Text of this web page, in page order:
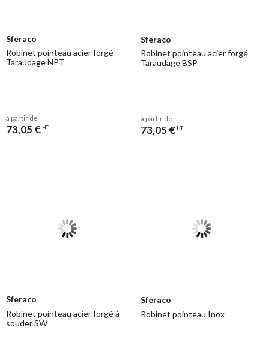
Sferaco
Robinet pointeau acier forgé
Taraudage NPT
à partir de
73,05 € HT
Sferaco
Robinet pointeau acier forgé
Taraudage BSP
à partir de
73,05 € HT
Sferaco
Robinet pointeau acier forgé à
souder SW
Sferaco
Robinet pointeau Inox